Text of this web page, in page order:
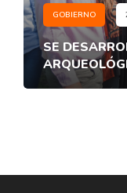
GOBIERNO
SE